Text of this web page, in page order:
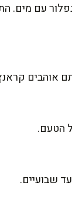
עם מים.
אוהבים
הטעם.
שבועיים.